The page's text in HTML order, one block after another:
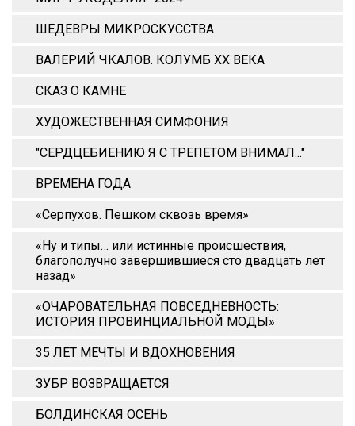
ШЕДЕВРЫ МИКРОСКУССТВА
ВАЛЕРИЙ ЧКАЛОВ. КОЛУМБ ХХ ВЕКА
СКАЗ О КАМНЕ
ХУДОЖЕСТВЕННАЯ СИМФОНИЯ
"СЕРДЦЕБИЕНИЮ Я С ТРЕПЕТОМ ВНИМАЛ..."
ВРЕМЕНА ГОДА
«Серпухов. Пешком сквозь время»
«Ну и типы… или истинные происшествия,
благополучно завершившиеся сто двадцать лет
назад»
«ОЧАРОВАТЕЛЬНАЯ ПОВСЕДНЕВНОСТЬ:
ИСТОРИЯ ПРОВИНЦИАЛЬНОЙ МОДЫ»
35 ЛЕТ МЕЧТЫ И ВДОХНОВЕНИЯ
ЗУБР ВОЗВРАЩАЕТСЯ
БОЛДИНСКАЯ ОСЕНЬ